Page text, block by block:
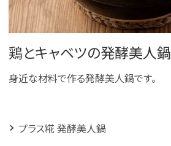
鶏とキャベツの発酵美人鍋
身近な材料で作る発酵美人鍋です。
プラス糀 発酵美人鍋